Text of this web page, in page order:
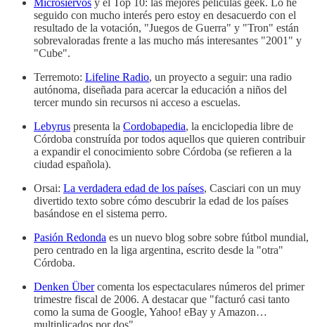
seguido con mucho interés pero estoy en desacuerdo con el
resultado de la votación, "Juegos de Guerra" y "Tron" están
sobrevaloradas frente a las mucho más interesantes "2001" y
"Cube".
Terremoto: Lifeline Radio, un proyecto a seguir: una radio
autónoma, diseñada para acercar la educación a niños del
tercer mundo sin recursos ni acceso a escuelas.
Lebyrus presenta la Cordobapedia, la enciclopedia libre de
Córdoba construída por todos aquellos que quieren contribuir
a expandir el conocimiento sobre Córdoba (se refieren a la
ciudad española).
Orsai: La verdadera edad de los países, Casciari con un muy
divertido texto sobre cómo descubrir la edad de los países
basándose en el sistema perro.
Pasión Redonda es un nuevo blog sobre sobre fútbol mundial,
pero centrado en la liga argentina, escrito desde la "otra"
Córdoba.
Denken Übercomenta los espectaculares números del primer
trimestre fiscal de 2006. A destacar que "facturó casi tanto
como la suma de Google, Yahoo! eBay y Amazon…
multiplicados por dos".